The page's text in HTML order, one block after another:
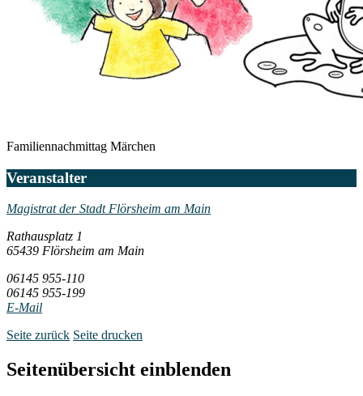
Familiennachmittag Märchen
Veranstalter
Magistrat der Stadt Flörsheim am Main
Rathausplatz 1
65439 Flörsheim am Main
06145 955-110
06145 955-199
E-Mail
Seite zurück Seite drucken
Seitenübersicht einblenden